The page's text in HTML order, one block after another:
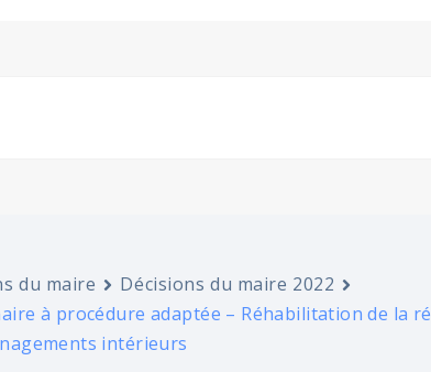
du maire
Décisions du maire 2022
à procédure adaptée – Réhabilitation de la
intérieurs